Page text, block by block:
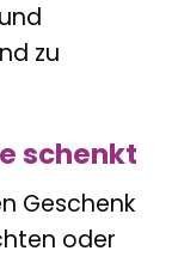
zu
schenkt
Geschenk
oder